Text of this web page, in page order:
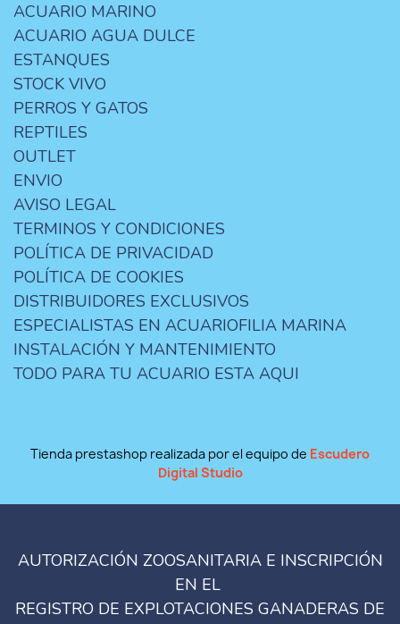
ACUARIO MARINO
ACUARIO AGUA DULCE
ESTANQUES
STOCK VIVO
PERROS Y GATOS
REPTILES
OUTLET
ENVIO
AVISO LEGAL
TERMINOS Y CONDICIONES
POLÍTICA DE PRIVACIDAD
POLÍTICA DE COOKIES
DISTRIBUIDORES EXCLUSIVOS
ESPECIALISTAS EN ACUARIOFILIA MARINA
INSTALACIÓN Y MANTENIMIENTO
TODO PARA TU ACUARIO ESTA AQUI
Tienda prestashop realizada por el equipo de Escudero
Digital Studio
AUTORIZACIÓN ZOOSANITARIA E INSCRIPCIÓN
EN EL
REGISTRO DE EXPLOTACIONES GANADERAS DE